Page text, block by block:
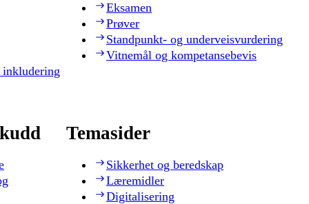
Eksamen
Prøver
Standpunkt- og underveisvurdering
Vitnemål og kompetansebevis
Temasider
Sikkerhet og beredskap
Læremidler
Digitalisering